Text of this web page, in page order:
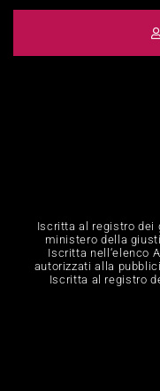
Iscritta al registro dei
ministero della
Iscritta nell‘elenco
autorizzati alla
Iscritta al registro